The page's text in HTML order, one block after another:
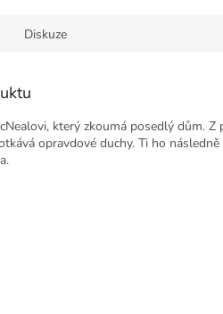
Diskuze
který zkoumá posedlý dům. Z
opravdové duchy. Ti ho